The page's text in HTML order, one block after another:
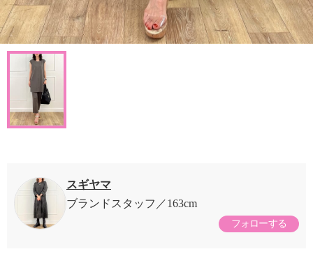
スギヤマ
ブランドスタッフ
163cm
フォローする